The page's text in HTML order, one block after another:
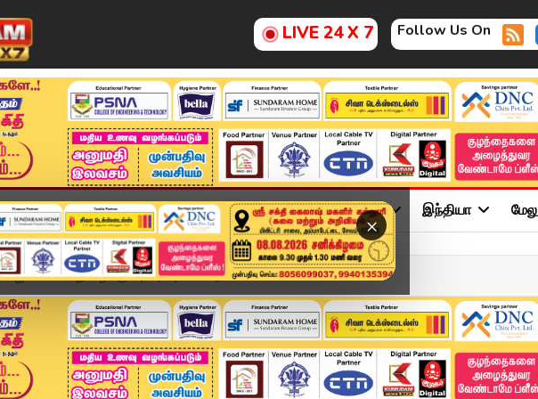
LIVE 24 X 7 Follow Us On
×
அண்மை தமிழ்நாடு சினிமா அரசியல் விளையாட்டு இந்தியா
ராஜ்மோகன் மீது வழக்குப்பதிவு.. ஷாகான தவெகவினர்....